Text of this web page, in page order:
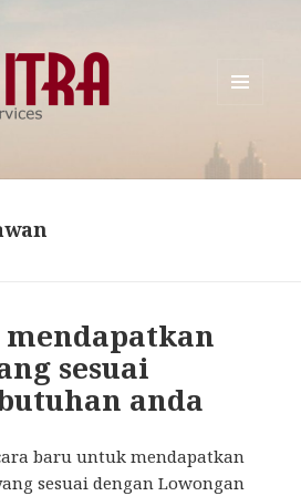
mendapatkan
sesuai
anda
baru untuk mendapatkan
sesuai dengan Lowongan